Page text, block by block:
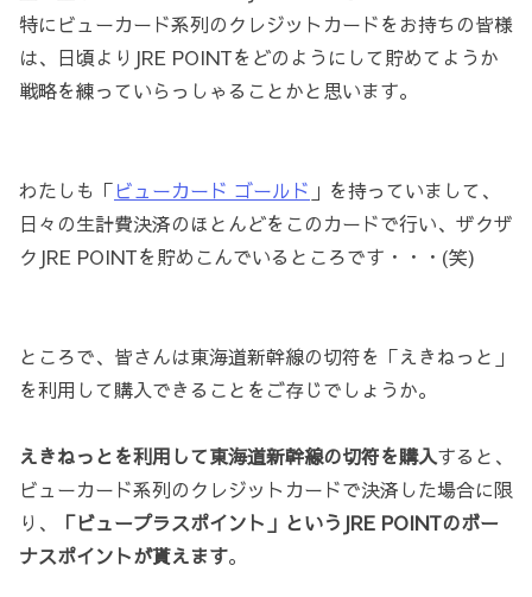
特にビューカード系列のクレジットカードをお持ちの皆様
は、日頃よりJRE POINTをどのようにして貯めてようか
戦略を練っていらっしゃることかと思います。
わたしも「ビューカード ゴールド 」を持っていまして、
日々の生計費決済のほとんどをこのカードで行い、ザクザ
クJRE POINTを貯めこんでいるところです・・・(笑)
ところで、皆さんは東海道新幹線の切符を「えきねっと」
を利用して購入できることをご存じでしょうか。
えきねっとを利用して東海道新幹線の切符を購入すると、
ビューカード系列のクレジットカードで決済した場合に限
り、
「ビュープラスポイント」というJRE POINTのボー
ナスポイントが貰えます。